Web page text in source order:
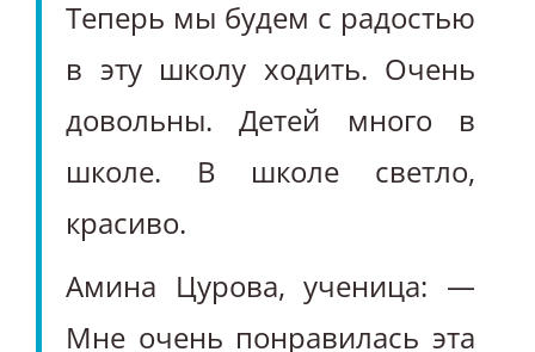
Теперь мы будем с радостью
в эту школу ходить. Очень
довольны. Детей много в
школе. В школе светло,
красиво.
Амина Цурова, ученица: —
Мне очень понравилась эта